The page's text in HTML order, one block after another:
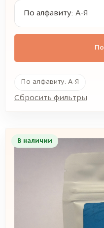
По алфавиту: А-Я
По алфавиту: А-Я
Сбросить фильтры
В наличии